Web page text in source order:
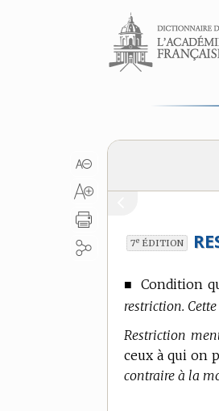
Aller au contenu
7e ÉDITION
■Condition
restriction.
Restriction
ceux à qui on
contraire à la